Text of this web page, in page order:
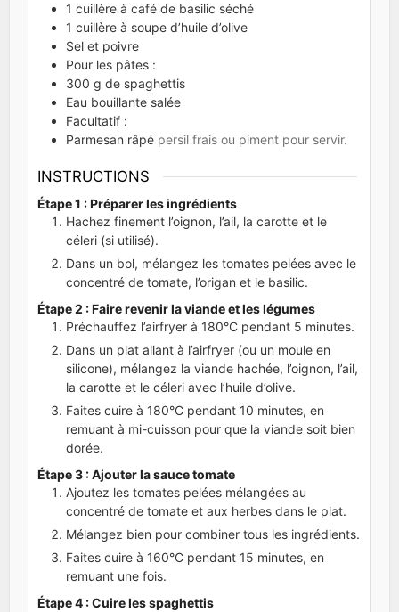
1 cuillère à café de basilic séché
1 cuillère à soupe d’huile d’olive
Sel et poivre
Pour les pâtes :
300 g de spaghettis
Eau bouillante salée
Facultatif :
Parmesan râpé persil frais ou piment pour servir.
INSTRUCTIONS
Étape 1 : Préparer les ingrédients
Hachez finement l’oignon, l’ail, la carotte et le
céleri (si utilisé).
Dans un bol, mélangez les tomates pelées avec le
concentré de tomate, l’origan et le basilic.
Étape 2 : Faire revenir la viande et les légumes
Préchauffez l’airfryer à 180°C pendant 5 minutes.
Dans un plat allant à l’airfryer (ou un moule en
silicone), mélangez la viande hachée, l’oignon, l’ail,
la carotte et le céleri avec l’huile d’olive.
Faites cuire à 180°C pendant 10 minutes, en
remuant à mi-cuisson pour que la viande soit bien
dorée.
Étape 3 : Ajouter la sauce tomate
Ajoutez les tomates pelées mélangées au
concentré de tomate et aux herbes dans le plat.
Mélangez bien pour combiner tous les ingrédients.
Faites cuire à 160°C pendant 15 minutes, en
remuant une fois.
Étape 4 : Cuire les spaghettis